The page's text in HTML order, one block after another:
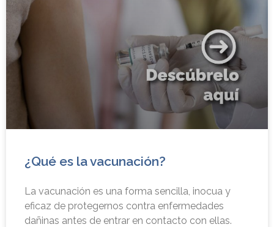
¿Qué es la vacunación?
La vacunación es una forma sencilla, inocua y
eficaz de protegernos contra enfermedades
dañinas antes de entrar en contacto con ellas.